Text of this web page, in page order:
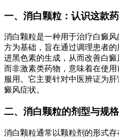
一、消白颗粒：认识这款
消白颗粒是一种用于治疗白癜
方为基础，旨在通过调理患者
进黑色素的生成，从而改善白癜
而非激素类药物，意味着在使
服用。它主要针对中医辨证为
癜风症状。
二、消白颗粒的剂型与规格
消白颗粒通常以颗粒剂的形式